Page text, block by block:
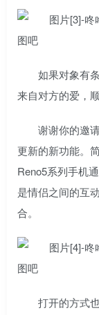
如果对象有
来自对方的爱，
谢谢你的邀
更新的新功能。
Reno5系列手机
是情侣之间的互
合。
打开的方式